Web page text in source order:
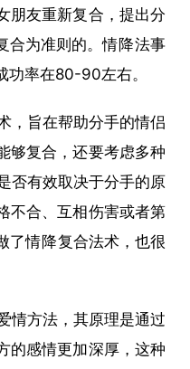
朋友重新复合，提出分
合为准则的。情降法事
功率在80-90左右。
，旨在帮助分手的情侣
够复合，还要考虑多种
否有效取决于分手的原
不合、互相伤害或者第
了情降复合法术，也很
情方法，其原理是通过
的感情更加深厚，这种